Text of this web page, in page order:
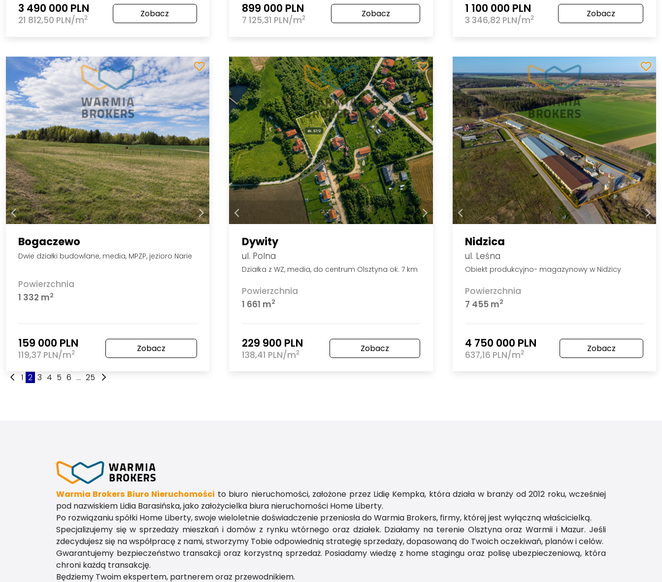
3 490 000 PLN
21 812,50 PLN/m2 Zobacz 899 000 PLN
7 125,31 PLN/m2 Zobacz 1 100 000 PLN
3 346,82 PLN/m2 Zobacz
Bogaczewo
Dwie działki budowlane, media, MPZP, jezioro Narie
Powierzchnia
1 332 m2
159 000 PLN
119,37 PLN/m2 Zobacz
Dywity
ul. Polna
Działka z WZ, media, do centrum Olsztyna ok. 7 km
Powierzchnia
1 661 m2
229 900 PLN
138,41 PLN/m2 Zobacz
Nidzica
ul. Leśna
Obiekt produkcyjno- magazynowy w Nidzicy
Powierzchnia
7 455 m2
4 750 000 PLN
637,16 PLN/m2 Zobacz
1 2 3 4 5 6 ... 25
Warmia Brokers Biuro Nieruchomości to biuro nieruchomości, założone przez Lidię Kempka, która działa w branży od 2012 roku, wcześniej
pod nazwiskiem Lidia Barasińska, jako założycielka biura nieruchomości Home Liberty.
Po rozwiązaniu spółki Home Liberty, swoje wieloletnie doświadczenie przeniosła do Warmia Brokers, firmy, której jest wyłączną właścicielką.
Specjalizujemy się w sprzedaży mieszkań i domów z rynku wtórnego oraz działek. Działamy na terenie Olsztyna oraz Warmii i Mazur. Jeśli
zdecydujesz się na współpracę z nami, stworzymy Tobie odpowiednią strategię sprzedaży, dopasowaną do Twoich oczekiwań, planów i celów.
Gwarantujemy bezpieczeństwo transakcji oraz korzystną sprzedaż. Posiadamy wiedzę z home stagingu oraz polisę ubezpieczeniową, która
chroni każdą transakcję.
Będziemy Twoim ekspertem, partnerem oraz przewodnikiem.